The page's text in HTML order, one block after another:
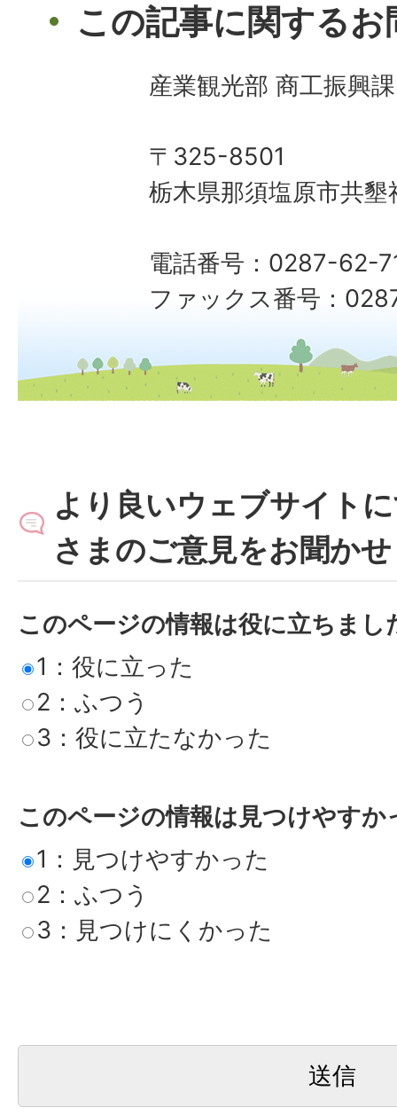
この記事に関する
産業観光部 商工振興
〒325-8501
栃木県那須塩原市共
電話番号：0287-62-
ファックス番号：
より良いウェブサイト
さまのご意見をお聞か
このページの情報は役に立ちまし
1：役に立った
2：ふつう
3：役に立たなかった
このページの情報は見つけやすか
1：見つけやすかった
2：ふつう
3：見つけにくかった